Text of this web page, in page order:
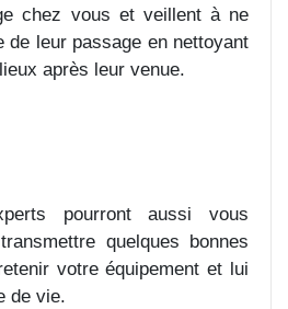
chez vous et veillent à ne
de leur passage en nettoyant
après leur venue.
pourront aussi vous
quelques bonnes
votre équipement et lui
de vie.